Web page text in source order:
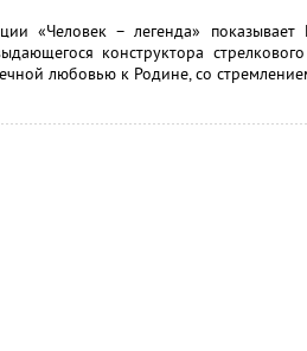
«Человек – легенда»
конструктора
любовью к Родине, со